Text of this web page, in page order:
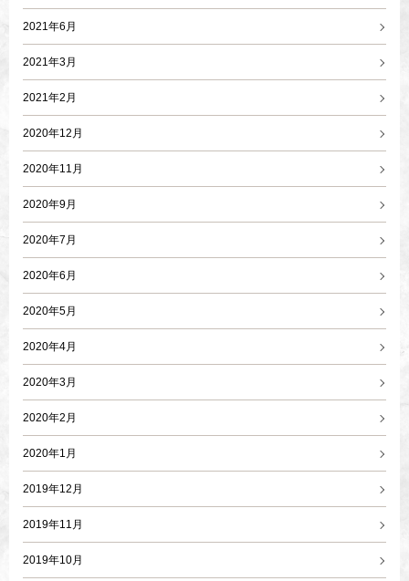
2021年6月
2021年3月
2021年2月
2020年12月
2020年11月
2020年9月
2020年7月
2020年6月
2020年5月
2020年4月
2020年3月
2020年2月
2020年1月
2019年12月
2019年11月
2019年10月